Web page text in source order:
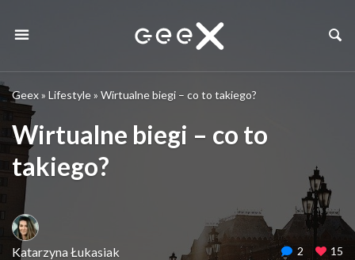
Geex» Lifestyle» Wirtualne biegi – co to takiego?
Wirtualne biegi – co to
takiego?
Katarzyna Łukasiak 2 15